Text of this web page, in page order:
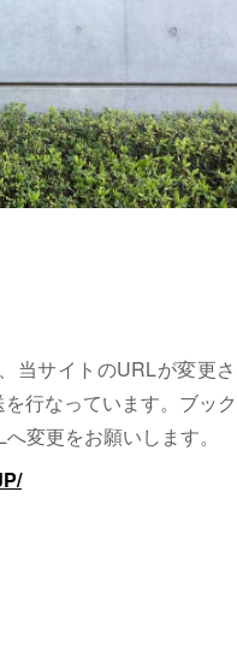
当サイトのURLが変更
行なっています。ブッ
変更をお願いします。